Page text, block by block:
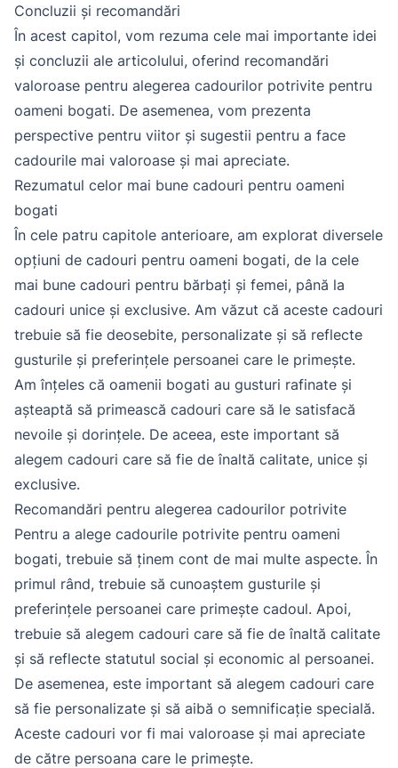
Concluzii și recomandări
În acest capitol, vom rezuma cele mai importante idei
și concluzii ale articolului, oferind recomandări
valoroase pentru alegerea cadourilor potrivite pentru
oameni bogati. De asemenea, vom prezenta
perspective pentru viitor și sugestii pentru a face
cadourile mai valoroase și mai apreciate.
Rezumatul celor mai bune cadouri pentru oameni
bogati
În cele patru capitole anterioare, am explorat diversele
opțiuni de cadouri pentru oameni bogati, de la cele
mai bune cadouri pentru bărbați și femei, până la
cadouri unice și exclusive. Am văzut că aceste cadouri
trebuie să fie deosebite, personalizate și să reflecte
gusturile și preferințele persoanei care le primește.
Am înțeles că oamenii bogati au gusturi rafinate și
așteaptă să primească cadouri care să le satisfacă
nevoile și dorințele. De aceea, este important să
alegem cadouri care să fie de înaltă calitate, unice și
exclusive.
Recomandări pentru alegerea cadourilor potrivite
Pentru a alege cadourile potrivite pentru oameni
bogati, trebuie să ținem cont de mai multe aspecte. În
primul rând, trebuie să cunoaștem gusturile și
preferințele persoanei care primește cadoul. Apoi,
trebuie să alegem cadouri care să fie de înaltă calitate
și să reflecte statutul social și economic al persoanei.
De asemenea, este important să alegem cadouri care
să fie personalizate și să aibă o semnificație specială.
Aceste cadouri vor fi mai valoroase și mai apreciate
de către persoana care le primește.